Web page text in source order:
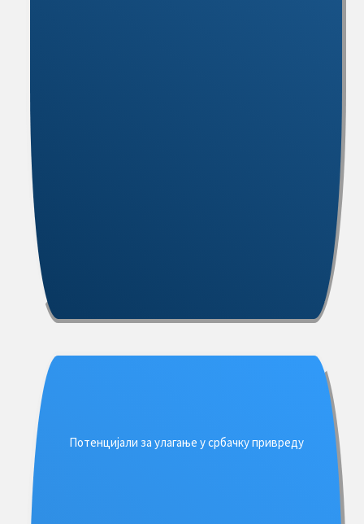
Потенцијали за улагање у србачку привреду